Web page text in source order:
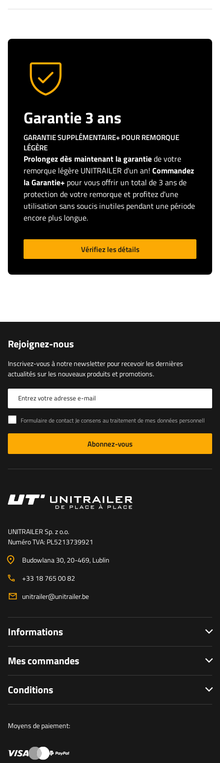
Garantie 3 ans
GARANTIE SUPPLÉMENTAIRE+ POUR REMORQUE
LÉGÈRE
Prolongez dès maintenant la garantiede votre
remorque légère UNITRAILER d'un an! Commandez
la Garantie+ pour vous offrir un total de 3 ans de
protection de votre remorque et profitez d'une
utilisation sans soucis inutiles pendant une période
encore plus longue.
Vérifiez les détails
Rejoignez-nous
Inscrivez-vous à notre newsletter pour recevoir les dernières
actualités sur les nouveaux produits et promotions.
Entrez votre adresse e-mail
Formulaire de contact Je consens au traitement de mes données personnelles contenues dans le formulaire de contact conformément au règlement du Parlement européen et du Conseil (UE)
Abonnez-vous
UNITRAILER Sp. z o.o.
Numéro TVA: PL5213739921
Budowlana 30, 20-469, Lublin
+33 18 765 00 82
unitrailer@unitrailer.be
Informations
Mes commandes
Conditions
Moyens de paiement: